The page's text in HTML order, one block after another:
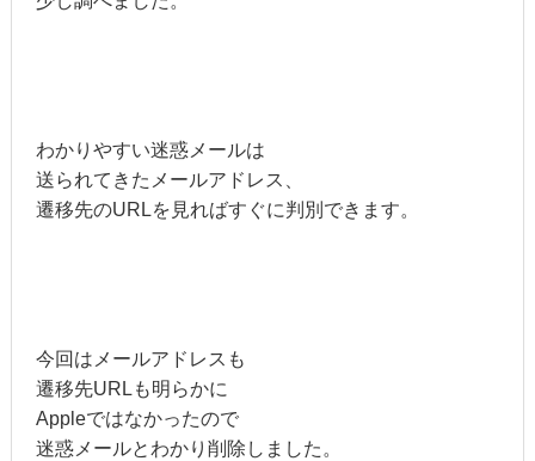
わかりやすい迷惑メールは
送られてきたメールアドレス、
遷移先のURLを見ればすぐに判別できます。
今回はメールアドレスも
遷移先URLも明らかに
Appleではなかったので
迷惑メールとわかり削除しました。